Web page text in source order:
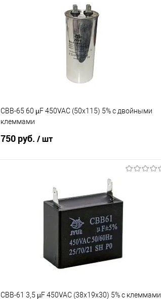
CBB-65 60 µF 450VAC (50x115) 5% с двойными
клеммами
750 руб. / шт
В наличии
CBB-61 3,5 µF 450VAC (38x19x30) 5% с клеммами